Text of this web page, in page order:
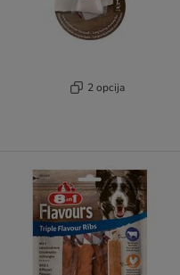
2 opcija